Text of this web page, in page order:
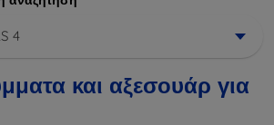
4
και αξεσουάρ για